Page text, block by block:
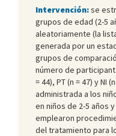
Intervención:se
grupos de edad (2-5
aleatoriamente (la
generada por un
grupos de
número de
= 44), PT (n = 47) y NI
administrada a los
en niños de 2-5 años
emplearon
del tratamiento para